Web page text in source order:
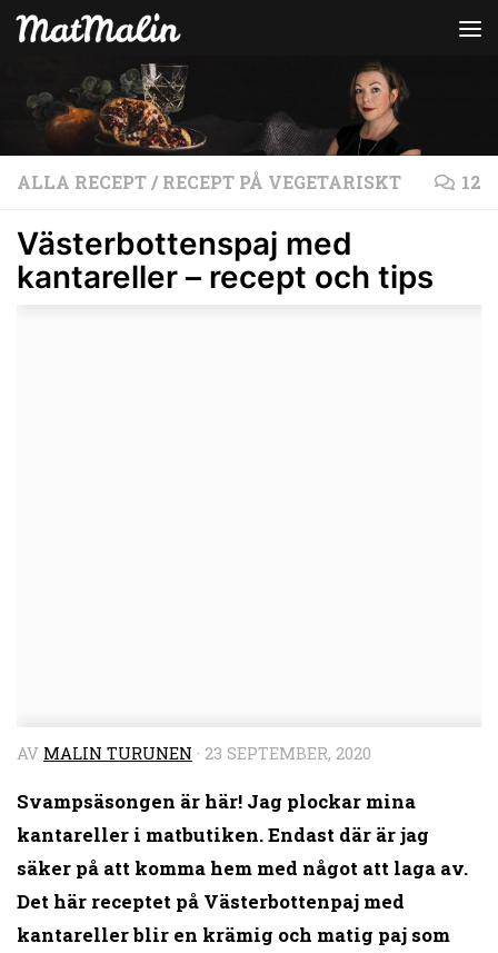
Hoppa till innehåll
ALLA RECEPT/ RECEPT PÅ VEGETARISKT 12
Västerbottenspaj med
kantareller – recept och tips
AV MALIN TURUNEN · 23 SEPTEMBER, 2020
Svampsäsongen är här! Jag plockar mina
kantareller i matbutiken. Endast där är jag
säker på att komma hem med något att laga av.
Det här receptet på Västerbottenpaj med
kantareller blir en krämig och matig paj som